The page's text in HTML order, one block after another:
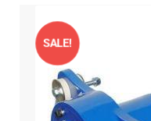
SALE!